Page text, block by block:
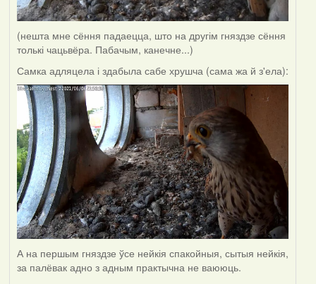
(нешта мне сёння падаецца, што на другім гняздзе сёння
толькі чацьвёра. Пабачым, канечне...)
Самка адляцела і здабыла сабе хрушча (сама жа й з'ела):
А на першым гняздзе ўсе нейкія спакойныя, сытыя нейкія,
за палёвак адно з адным практычна не ваююць.